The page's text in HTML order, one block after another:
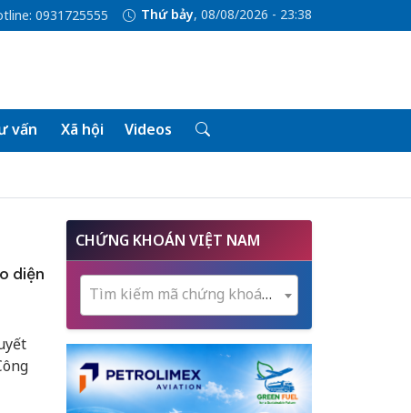
0931725555 Thứ bảy, 08/08/2026 - 23:38
vấn Xã hội Videos
diện
CHỨNG KHOÁN VIỆT NAM
Tìm kiếm mã chứng khoán...